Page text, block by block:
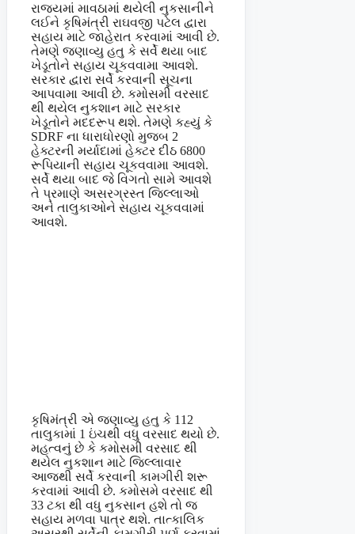
રાજ્યમાં માવઠામાં થયેલી નુકસાનીને
લઈને કૃષિમંત્રી રાઘવજી પટેલ દ્વારા
સહાય માટે જાહેરાત કરવામાં આવી છે.
તેમણે જણાવ્યુ હતુ કે સર્વે થયા બાદ
ખેડૂતોને સહાય ચૂકવવામા આવશે.
સરકાર દ્વારા સર્વે કરવાની સૂચના
આપવામા આવી છે. કમોસમી વરસાદ
થી થયેલ નુકશાન માટે સરકાર
ખેડૂતોને મદદરૂપ થશે. તેમણે કહ્યું કે
SDRF ના ધારાધોરણો મુજબ 2
હેક્ટરની મર્યાદામાં હેક્ટર દીઠ 6800
રૂપિયાની સહાય ચૂકવવામા આવશે.
સર્વે થયા બાદ જે વિગતો સામે આવશે
તે પ્રમાણે અસરગ્રસ્ત જિલ્લાઓ
અને તાલુકાઓને સહાય ચૂકવવામાં
આવશે.
કૃષિમંત્રી એ જણાવ્યુ હતુ કે 112
તાલુકામાં 1 ઇંચથી વધુ વરસાદ થયો છે.
મહત્વનું છે કે કમોસમી વરસાદ થી
થયેલ નુકશાન માટે જિલ્લાવાર
આજથી સર્વે કરવાની કામગીરી શરૂ
કરવામાં આવી છે. કમોસમે વરસાદ થી
33 ટકા થી વધુ નુકસાન હશે તો જ
સહાય મળવા પાત્ર થશે. તાત્કાલિક